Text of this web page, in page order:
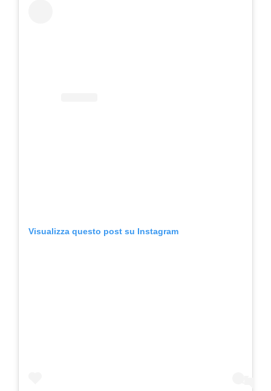
Visualizza questo post su Instagram